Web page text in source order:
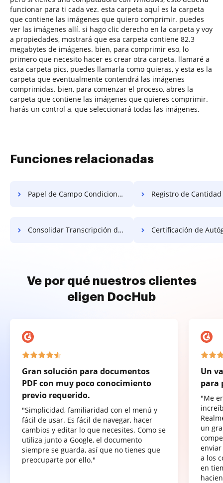
funcionar para ti cada vez. esta carpeta aquí es la carpeta
que contiene las imágenes que quiero comprimir. puedes
ver las imágenes allí. si hago clic derecho en la carpeta y voy
a propiedades, mostrará que esa carpeta contiene 82.3
megabytes de imágenes. bien, para comprimir eso, lo
primero que necesito hacer es crear otra carpeta. llamaré a
esta carpeta pics, puedes llamarla como quieras, y esta es la
carpeta que eventualmente contendrá las imágenes
comprimidas. bien, para comenzar el proceso, abres la
carpeta que contiene las imágenes que quieres comprimir.
harás un control a, que seleccionará todas las imágenes.
Funciones relacionadas
Papel de Campo Condicional de Cierre Gratis Registro de Cantidad
Consolidar Transcripción de Estadísticas Gratis Certificación de Autógrafo
Ve por qué nuestros clientes
eligen DocHub
Gran solución para documentos
PDF con muy poco conocimiento
previo requerido.
"Simplicidad, familiaridad con el menú y
fácil de usar. Es fácil de navegar, hacer
cambios y editar lo que necesites. Como se
utiliza junto a Google, el documento
siempre se guarda, así que no tienes que
preocuparte por ello."
Un
para
"Me
un
a los
en